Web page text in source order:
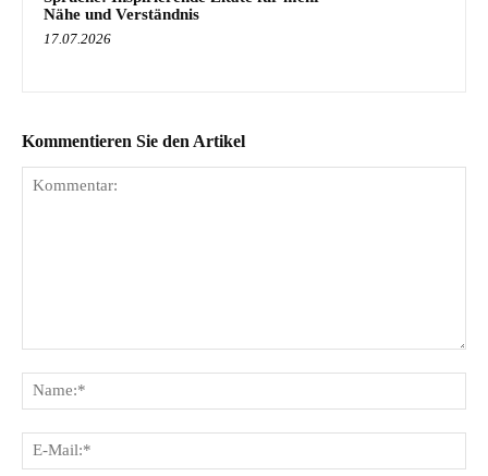
Nähe und Verständnis
17.07.2026
Kommentieren Sie den Artikel